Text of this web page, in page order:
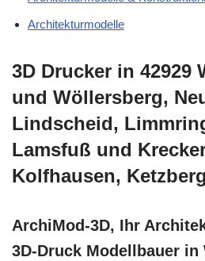
Architekturmodelle
3D Drucker in 42929
und Wöllersberg,
Lindscheid,
Lamsfuß und
Kolfhausen,
ArchiMod-3D, Ihr
3D-Druck Modellbauer